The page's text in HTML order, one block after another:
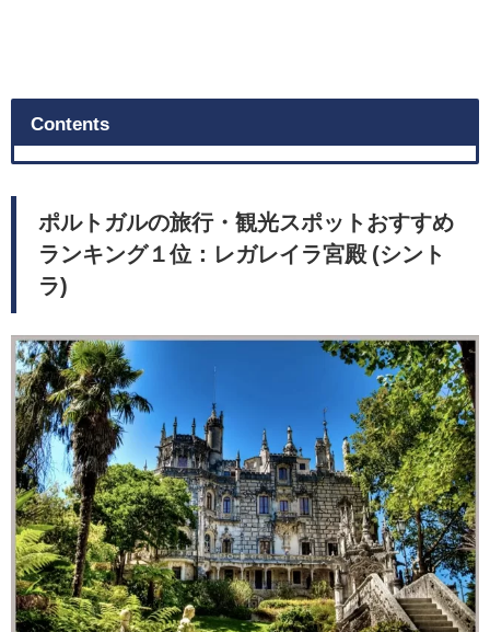
Contents
ポルトガルの旅行・観光スポットおすすめ
ランキング１位：レガレイラ宮殿 (シント
ラ)